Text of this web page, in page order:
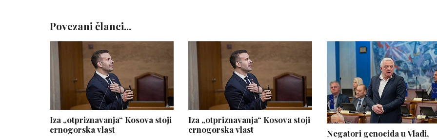
Povezani članci...
Iza „otpriznavanja“ Kosova stoji
crnogorska vlast
Iza „otpriznavanja“ Kosova stoji
crnogorska vlast
Negatori genocida u Vladi,